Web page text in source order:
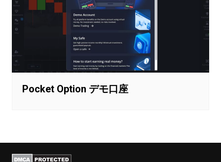
Pocket Option デモ口座